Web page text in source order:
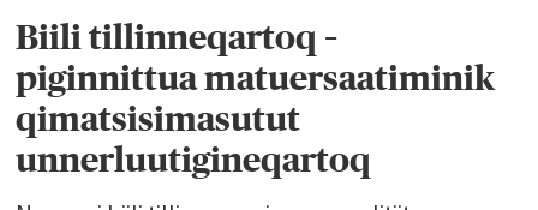
Biili tillinneqartoq –
piginnittua matuersaatiminik
qimatsisimasutut
unnerluutigineqartoq